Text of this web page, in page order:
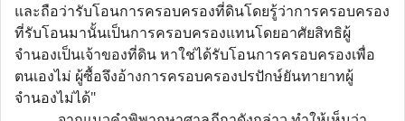
และถือว่ารับโอนการครอบครองที่ดินโดยรู้ว่าการครอบครอง
ที่รับโอนมานั้นเป็นการครอบครองแทนโดยอาศัยสิทธิผู้
จำนองเป็นเจ้าของที่ดิน หาใช่ได้รับโอนการครอบครองเพื่อ
ตนเองไม่ ผู้ซื้อจึงอ้างการครอบครองปรปักษ์ยันทายาทผู้
จำนองไม่ได้"